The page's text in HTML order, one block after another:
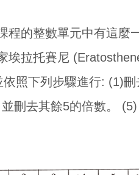
程的整數單元中有這麼
埃拉托賽尼
依照下列步驟進行: (1)
刪去其餘5的倍數。